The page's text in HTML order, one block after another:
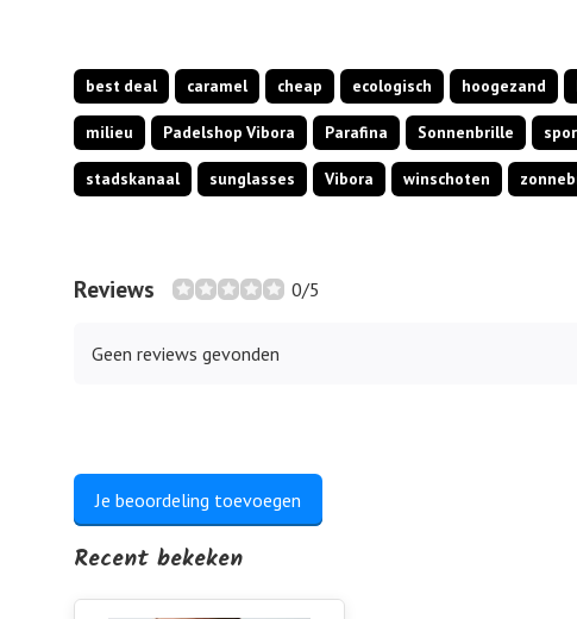
best deal caramel cheap ecologisch hoogezand
milieu Padelshop Vibora Parafina Sonnenbrille
stadskanaal sunglasses Vibora winschoten
Reviews 0/5
Geen reviews gevonden
Je beoordeling toevoegen
Recent bekeken